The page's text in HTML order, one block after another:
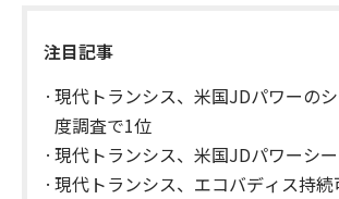
注目記事
現代トランシス、米国JDパワーの
度調査で1位
現代トランシス、米国JDパワーシ
現代トランシス、エコバディス持